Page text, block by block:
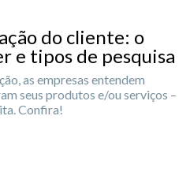
do cliente: o
e tipos de pesquisa
as empresas entendem
seus produtos e/ou serviços –
Confira!